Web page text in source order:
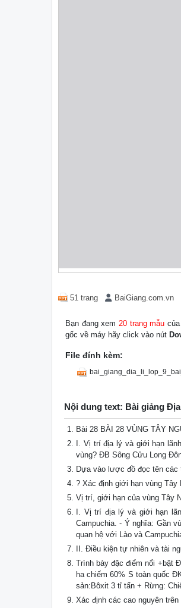
51 trang BaiGiang.com.vn
Bạn đang xem 20 trang mẫu
gốc về máy hãy click vào nút
File đính kèm:
Nội dung text: Bài giảng
Bài 28 BÀI 28 VÙNG TÂY
I. Vị trí địa lý và giới hạn
vùng? ĐB Sông Cửu Long
Dựa vào lược đồ đọc tên các
? Xác định giới hạn vùng Tây
Vị trí, giới hạn của vùng Tây
I. Vị trí địa lý và giới hạn
Campuchia. - Ý nghĩa: Gần
quan hệ với Lào và
II. Điều kiện tự nhiên và tài
Trình bày đặc điểm nổi +bật
ha chiếm 60% S toàn quốc
sản:Bôxit 3 tỉ tấn + Rừng:
Xác định các cao nguyên trên